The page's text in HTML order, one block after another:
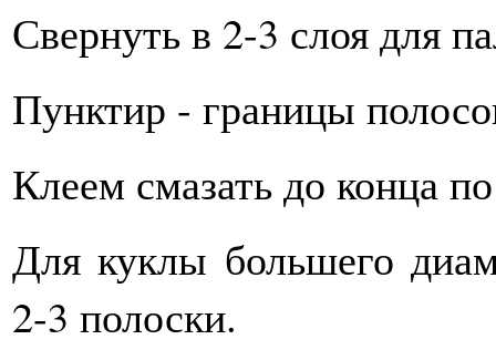
Свернуть в 2-3 слоя для
Пунктир - границы
Клеем смазать до конца
Для куклы большего
2-3 полоски.